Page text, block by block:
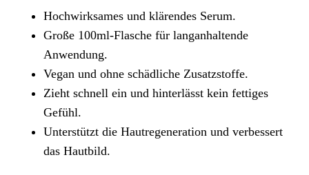
Hochwirksames und klärendes Serum.
Große 100ml-Flasche für langanhaltende
Anwendung.
Vegan und ohne schädliche Zusatzstoffe.
Zieht schnell ein und hinterlässt kein fettiges
Gefühl.
Unterstützt die Hautregeneration und verbessert
das Hautbild.